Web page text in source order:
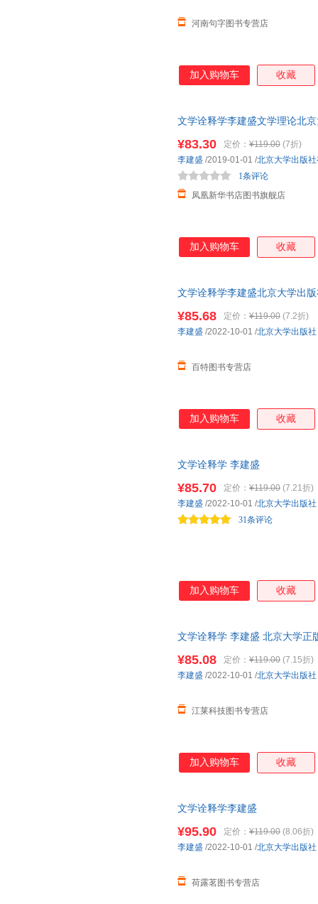
河南句字图书专营店
加入购物车 收藏
文学诠释学李建盛文学理论北
¥83.30 定价： ¥119.00 (7折)
凤凰新华书店图书旗舰店
1条评论
李建盛 /2019-01-01 /北京大学出版
加入购物车 收藏
文学诠释学李建盛北京大学出版
¥85.68 定价： ¥119.00 (7.2折)
百特图书专营店
李建盛 /2022-10-01 /北京大学出版社
加入购物车 收藏
文学诠释学 李建盛
¥85.70 定价： ¥119.00 (7.21折)
31条评论
李建盛 /2022-10-01 /北京大学出版社
加入购物车 收藏
文学诠释学 李建盛 北京大学正
¥85.08 定价： ¥119.00 (7.15折)
江莱科技图书专营店
李建盛 /2022-10-01 /北京大学出版社
加入购物车 收藏
文学诠释学李建盛
¥95.90 定价： ¥119.00 (8.06折)
荷露茗图书专营店
李建盛 /2022-10-01 /北京大学出版社